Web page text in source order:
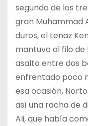
segundo de los
gran Muhammad
duros, el tenaz
mantuvo al filo
asalto entre dos
enfrentado poco
esa ocasión,
así una racha de
Ali, que había